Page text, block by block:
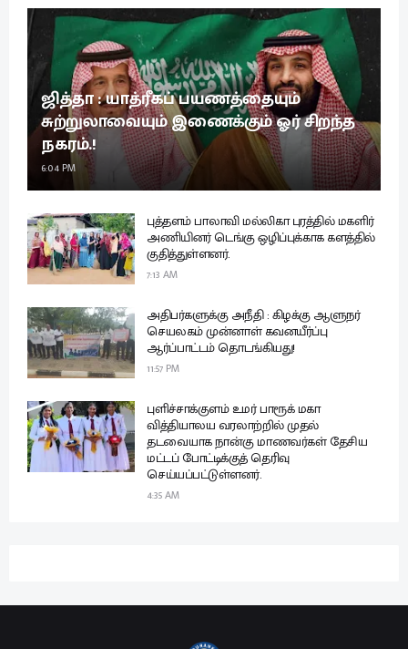
ஜித்தா : யாத்ரீகப் பயணத்தையும்
சுற்றுலாவையும் இணைக்கும் ஓர் சிறந்த
நகரம்.!
6:04 PM
புத்தளம் பாலாவி மல்லிகா புரத்தில் மகளிர்
அணியினர் டெங்கு ஒழிப்புக்காக களத்தில்
குதித்துள்ளனர்.
7:13 AM
அதிபர்களுக்கு அநீதி : கிழக்கு ஆளுநர்
செயலகம் முன்னாள் கவனயீர்ப்பு
ஆர்ப்பாட்டம் தொடங்கியது!
11:57 PM
புளிச்சாக்குளம் உமர் பாரூக் மகா
வித்தியாலய வரலாற்றில் முதல்
தடவையாக நான்கு மாணவர்கள் தேசிய
மட்டப் போட்டிக்குத் தெரிவு
செய்யப்பட்டுள்ளனர்.
4:35 AM